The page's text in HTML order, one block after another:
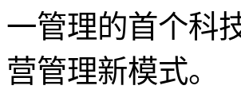
一管理的首个科
营管理新模式。